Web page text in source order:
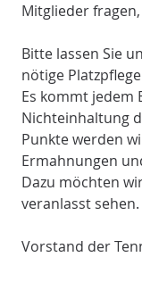
Mitglieder
Bitte lassen Sie
nötige
Es kommt jedem
Nichteinhaltung
Punkte werden
Ermahnungen
Dazu möchten
veranlasst sehen.
Vorstand der